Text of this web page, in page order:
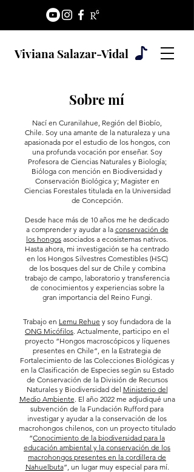
Viviana Salazar-Vidal
Sobre mí
Nací en Curanilahue, Región del Biobío,
Chile. Soy una amante de la naturaleza y una
apasionada por el estudio de los hongos, con
una profunda vocación por enseñar. Soy
Profesora de Ciencias Naturales y Biología;
Bióloga con mención en Biodiversidad y
Conservación Biológica y; Magister en
Ciencias Forestales titulada en la Universidad
de Concepción.
Desde hace más de 10 años me he dedicado
a comprender y ayudar a la conservación de
los hongos asociados a ecosistemas nativos.
Hasta ahora, mi investigación se ha centrado
en los Hongos Silvestres Comestibles (HSC)
de los bosques del sur de Chile y combina
trabajo de campo, laboratorio y transferencia
de conocimientos y experiencias sobre la
gran importancia del Reino Fungi.
Trabajo en Lemu Rehue y soy fundadora de la
ONG Micófilos. Actualmente, participo en el
proyecto “Hongos macroscópicos y líquenes
presentes en Chile”, en la Estrategia de
Fortalecimiento de las Colecciones Biológicas y
en la Clasificación de Especies según su Estado
de Conservación de la División de Recursos
Naturales y Biodiversidad del Ministerio del
Medio Ambiente. El año 2022 me adjudiqué una
subvención de la Fundación Rufford para
investigar y ayudar a la conservación de los
macrohongos chilenos, con un proyecto titulado
“Conocimiento de la biodiversidad para la
educación ambiental y la conservación de los
macrohongos presentes en la cordillera de
Nahuelbuta”, un lugar muy especial para mí.